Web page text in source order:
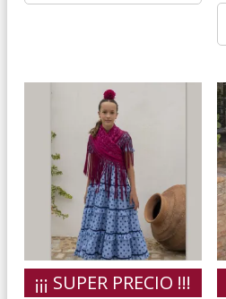
¡¡¡ SUPER PRECIO !!!